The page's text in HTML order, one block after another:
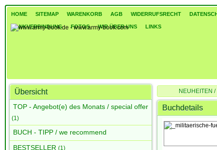
HOME SITEMAP WARENKORB AGB WIDERRUFSRECHT
BANKVERBINDUNG FOTOS WIR ÜBER UNS LINKS
Übersicht
TOP - Angebot(e) des Monats / special offer
(1)
BUCH - TIPP / we recommend
BESTSELLER (1)
NEUHEITEN
Militärische Führung
Buchdetails